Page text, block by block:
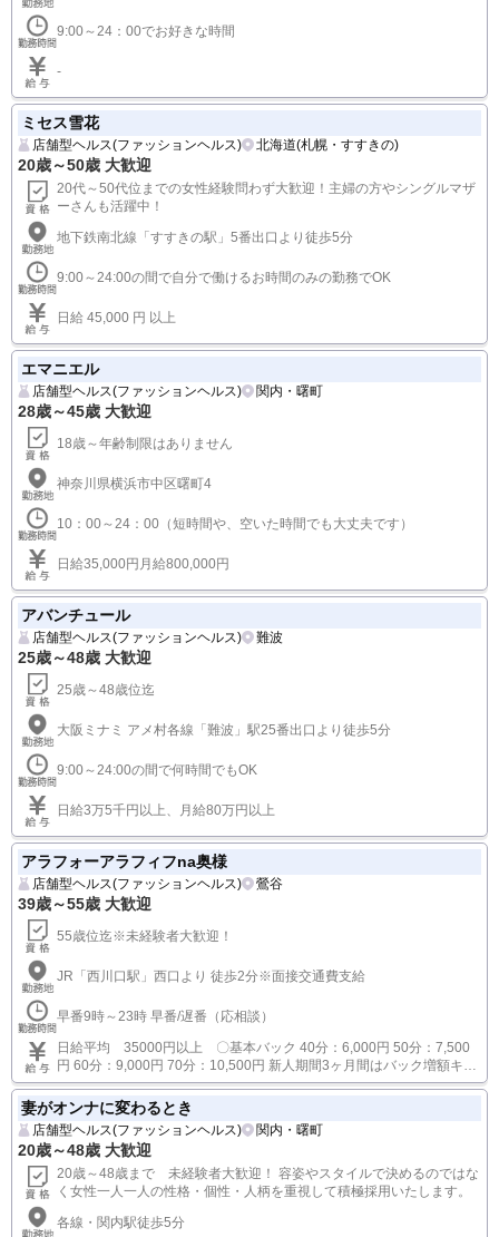
9:00～24：00でお好きな時間
-
ミセス雪花
店舗型ヘルス(ファッションヘルス) 北海道(札幌・すすきの)
20歳～50歳 大歓迎
20代～50代位までの女性経験問わず大歓迎！主婦の方やシングルマザ
ーさんも活躍中！
地下鉄南北線「すすきの駅」5番出口より徒歩5分
9:00～24:00の間で自分で働けるお時間のみの勤務でOK
日給 45,000 円 以上
エマニエル
店舗型ヘルス(ファッションヘルス) 関内・曙町
28歳～45歳 大歓迎
18歳～年齢制限はありません
神奈川県横浜市中区曙町4
10：00～24：00（短時間や、空いた時間でも大丈夫です）
日給35,000円月給800,000円
アバンチュール
店舗型ヘルス(ファッションヘルス) 難波
25歳～48歳 大歓迎
25歳～48歳位迄
大阪ミナミ アメ村各線「難波」駅25番出口より徒歩5分
9:00～24:00の間で何時間でもOK
日給3万5千円以上、月給80万円以上
アラフォーアラフィフna奥様
店舗型ヘルス(ファッションヘルス) 鶯谷
39歳～55歳 大歓迎
55歳位迄※未経験者大歓迎！
JR「西川口駅」西口より 徒歩2分※面接交通費支給
早番9時～23時 早番/遅番（応相談）
日給平均 35000円以上 〇基本バック 40分：6,000円 50分：7,500
円 60分：9,000円 70分：10,500円 新人期間3ヶ月間はバック増額キャ
ンペーン中！ □外国人観光客バック 60分：16,000円 90分：23,000円
※ポケトーク対応(翻訳機)
妻がオンナに変わるとき
店舗型ヘルス(ファッションヘルス) 関内・曙町
20歳～48歳 大歓迎
20歳～48歳まで 未経験者大歓迎！ 容姿やスタイルで決めるのではな
く女性一人一人の性格・個性・人柄を重視して積極採用いたします。
各線・関内駅徒歩5分